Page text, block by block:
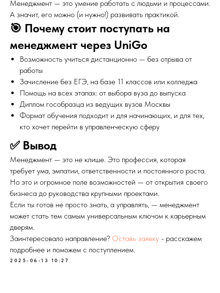
Менеджмент — это умение работать с людьми и процессами.
А значит, его можно (и нужно!) развивать практикой.
🎯 Почему стоит поступать на
менеджмент через UniGo
Возможность учиться дистанционно — без отрыва от
работы
Зачисление без ЕГЭ, на базе 11 классов или колледжа
Помощь на всех этапах: от выбора вуза до выпуска
Диплом гособразца из ведущих вузов Москвы
Формат обучения подходит и для начинающих, и для тех,
кто хочет перейти в управленческую сферу
✅ Вывод
Менеджмент — это не клише. Это профессия, которая
требует ума, эмпатии, ответственности и постоянного роста.
Но это и огромное поле возможностей — от открытия своего
бизнеса до руководства крупными проектами.
Если ты готов не просто знать, а управлять, — менеджмент
может стать тем самым универсальным ключом к карьерным
дверям.
Заинтересовало направление? Оставь заявку - расскажем
подробнее и поможем с поступлением.
2025-06-13 10:27